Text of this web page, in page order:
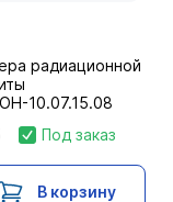
радиационной
10.07.15.08
Под заказ
В корзину